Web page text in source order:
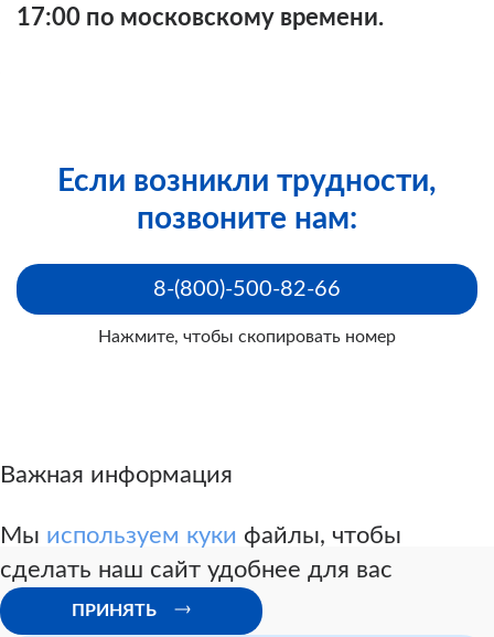
первичного бюро МСЭ
Главное бюро
Шаблон заявления по обжалованию решения
(Москва)
17:00 по московскому времени.
Если возникли трудности,
позвоните нам:
8-(800)-500-82-66
Нажмите, чтобы скопировать номер
Важная информация
Мы используем куки файлы, чтобы
сделать наш сайт удобнее для вас
ПРИНЯТЬ